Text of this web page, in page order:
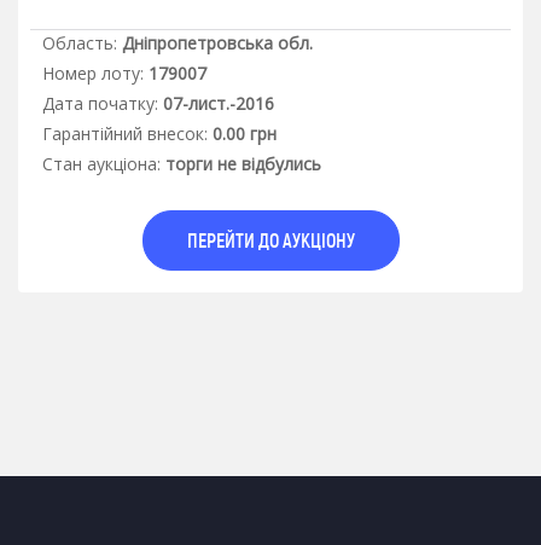
Область: Дніпропетровська обл.
Номер лоту: 179007
Дата початку: 07-лист.-2016
Гарантiйний внесок: 0.00 грн
Стан аукцiона: торги не відбулись
ПЕРЕЙТИ ДО АУКЦІОНУ